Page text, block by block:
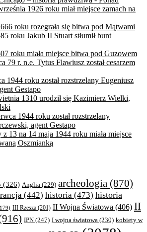
1926 roku miał miejsce zamach na
roku rozegrała się bitwa pod Mątwami
roku Jakub II Stuart stłumił bunt
roku miała miejsce bitwa pod Guzowem
79 r. n.e. Tytus Flawiusz został cesarzem
1944 roku został rozstrzelany Eugeniusz
Gestapo
1310 urodził się Kazimierz Wielki,
1944 roku został rozstrzelany
agent Gestapo
z 13 na 14 maja 1944 roku miała miejsce
Oszmianką
(326) Anglia (229) archeologia (870)
(442) historia (473) historia
III Rzesza (201) II Wojna Światowa (406) II
IPN (247) I wojna światowa (230) kobiety w